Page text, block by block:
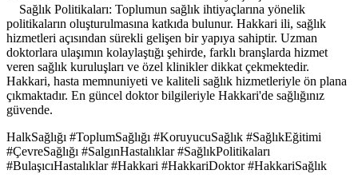
Sağlık Politikaları: Toplumun sağlık ihtiyaçlarına yönelik
politikaların oluşturulmasına katkıda bulunur. Hakkari ili, sağlık
hizmetleri açısından sürekli gelişen bir yapıya sahiptir. Uzman
doktorlara ulaşımın kolaylaştığı şehirde, farklı branşlarda hizmet
veren sağlık kuruluşları ve özel klinikler dikkat çekmektedir.
Hakkari, hasta memnuniyeti ve kaliteli sağlık hizmetleriyle ön plana
çıkmaktadır. En güncel doktor bilgileriyle Hakkari'de sağlığınız
güvende.
HalkSağlığı #ToplumSağlığı #KoruyucuSağlık #SağlıkEğitimi
#ÇevreSağlığı #SalgınHastalıklar #SağlıkPolitikaları
#BulaşıcıHastalıklar #Hakkari #HakkariDoktor #HakkariSağlık